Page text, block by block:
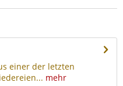
einer der letzten
mehr